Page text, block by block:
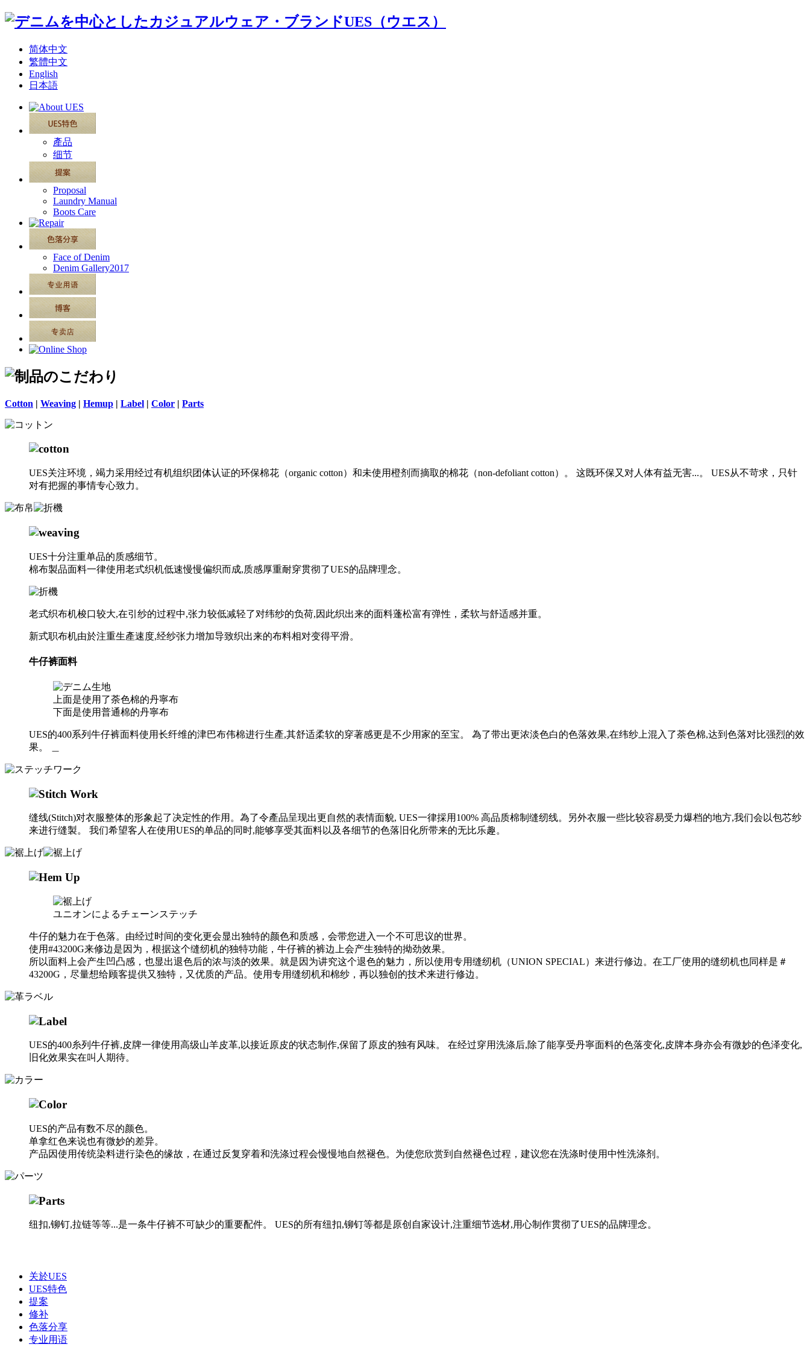
简体中文
繁體中文
English
日本語
產品
细节
Proposal
Laundry Manual
Boots Care
Face of Denim
Denim Gallery2017
Cotton | Weaving | Hemup | Label | Color | Parts
UES关注环境，竭力采用经过有机组织团体认证的环保棉花（organic cotton）和未使用橙剂而摘取的棉花（non-defoliant cotton）。 这既环保又对人体有益无害...。 UES从不苛求，只针
对有把握的事情专心致力。
UES十分注重单品的质感细节。
棉布製品面料一律使用老式织机低速慢慢偏织而成,质感厚重耐穿贯彻了UES的品牌理念。
老式织布机梭口较大,在引纱的过程中,张力较低减轻了对纬纱的负荷,因此织出来的面料蓬松富有弹性，柔软与舒适感并重。
新式职布机由於注重生產速度,经纱张力增加导致织出来的布料相对变得平滑。
牛仔裤面料
上面是使用了荼色棉的丹寧布
下面是使用普通棉的丹寧布
UES的400系列牛仔裤面料使用长纤维的津巴布伟棉进行生產,其舒适柔软的穿著感更是不少用家的至宝。 為了带出更浓淡色白的色落效果,在纬纱上混入了荼色棉,达到色落对比强烈的效
果。 ＿
缝线(Stitch)对衣服整体的形象起了决定性的作用。為了令產品呈现出更自然的表情面貌, UES一律採用100% 高品质棉制缝纫线。另外衣服一些比较容易受力爆档的地方,我们会以包芯纱
来进行缝製。 我们希望客人在使用UES的单品的同时,能够享受其面料以及各细节的色落旧化所带来的无比乐趣。
ユニオンによるチェーンステッチ
牛仔的魅力在于色落。由经过时间的变化更会显出独特的颜色和质感，会带您进入一个不可思议的世界。
使用#43200G来修边是因为，根据这个缝纫机的独特功能，牛仔裤的裤边上会产生独特的拗劲效果。
所以面料上会产生凹凸感，也显出退色后的浓与淡的效果。就是因为讲究这个退色的魅力，所以使用专用缝纫机（UNION SPECIAL）来进行修边。在工厂使用的缝纫机也同样是＃
43200G，尽量想给顾客提供又独特，又优质的产品。使用专用缝纫机和棉纱，再以独创的技术来进行修边。
UES的400糸列牛仔裤,皮牌一律使用高级山羊皮革,以接近原皮的状态制作,保留了原皮的独有风味。 在经过穿用洗涤后,除了能享受丹寧面料的色落变化,皮牌本身亦会有微妙的色泽变化,
旧化效果实在叫人期待。
UES的产品有数不尽的颜色。
单拿红色来说也有微妙的差异。
产品因使用传统染料进行染色的缘故，在通过反复穿着和洗涤过程会慢慢地自然褪色。为使您欣赏到自然褪色过程，建议您在洗涤时使用中性洗涤剂。
纽扣,铆钉,拉链等等...是一条牛仔裤不可缺少的重要配件。 UES的所有纽扣,铆钉等都是原创自家设计,注重细节选材,用心制作贯彻了UES的品牌理念。
关於UES
UES特色
提案
修补
色落分享
专业用语